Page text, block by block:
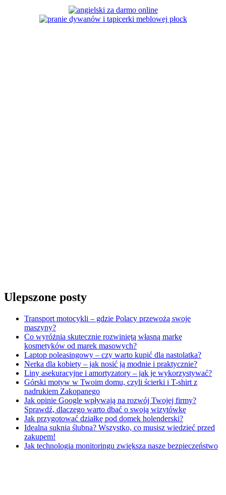
Ulepszone posty
Transport motocykli – gdzie Polacy przewożą swoje
maszyny?
Co wyróżnia skutecznie rozwiniętą własną markę
kosmetyków od marek masowych?
Laptop poleasingowy – czy warto kupić dla nastolatka?
Nerka dla kobiety – jak nosić ją modnie i praktycznie?
Liny asekuracyjne i amortyzatory – jak je wykorzystywać?
Górski motyw w Twoim domu, czyli ścierki i T-shirt z
nadrukiem Zakopanego
Jak opinie Google wpływają na rozwój Twojej firmy?
Sprawdź, dlaczego warto dbać o swoją wizytówkę
Jak przygotować działkę pod domek holenderski?
Idealna suknia ślubna? Wszystko, co musisz wiedzieć przed
zakupem!
Jak technologia monitoringu zwiększa nasze bezpieczeństwo